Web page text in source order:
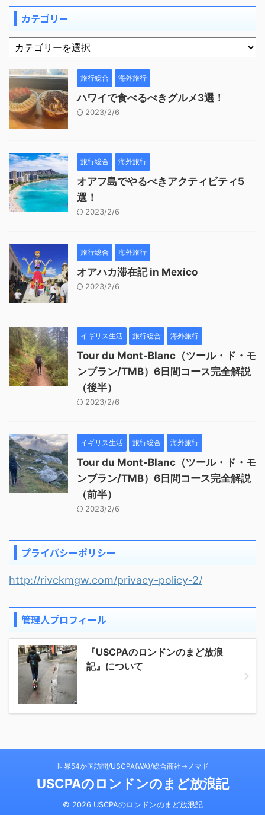
カテゴリー
旅行総合 海外旅行
ハワイで食べるべきグルメ3選！
2023/2/6
旅行総合 海外旅行
オアフ島でやるべきアクティビティ5
選！
2023/2/6
旅行総合 海外旅行
オアハカ滞在記 in Mexico
2023/2/6
イギリス生活 旅行総合 海外旅行
Tour du Mont-Blanc（ツール・ド・モ
ンブラン/TMB）6日間コース完全解説
（後半）
2023/2/6
イギリス生活 旅行総合 海外旅行
Tour du Mont-Blanc（ツール・ド・モ
ンブラン/TMB）6日間コース完全解説
（前半）
2023/2/6
プライバシーポリシー
http://rivckmgw.com/privacy-policy-2/
管理人プロフィール
『USCPAのロンドンのまど放浪
記』について
世界54か国訪問/USCPA(WA)/総合商社→ノマド
USCPAのロンドンのまど放浪記
© 2026 USCPAのロンドンのまど放浪記